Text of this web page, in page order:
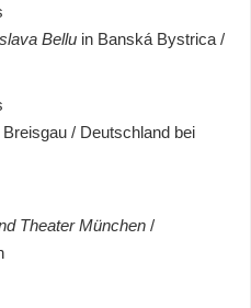
Bellu in Banská Bystrica /
Breisgau / Deutschland bei
Theater München /